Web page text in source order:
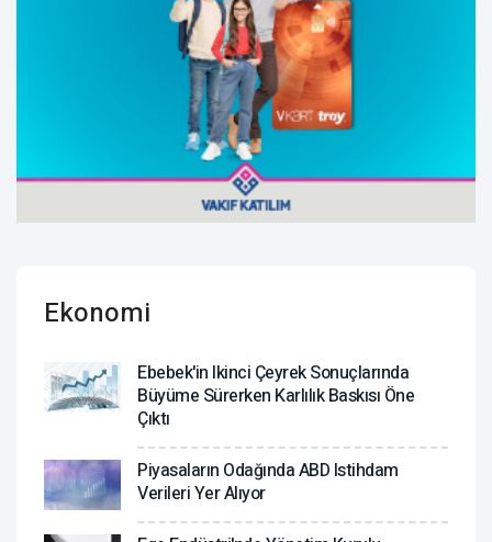
Ekonomi
Ebebek'in Ikinci Çeyrek Sonuçlarında
Büyüme Sürerken Karlılık Baskısı Öne
Çıktı
Piyasaların Odağında ABD Istihdam
Verileri Yer Alıyor